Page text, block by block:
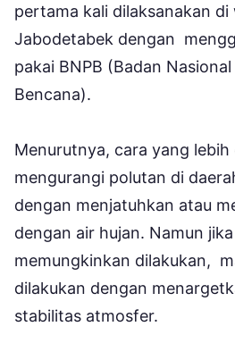
pertama kali dilaksanakan di
Jabodetabek dengan
pakai BNPB (Badan
Bencana).
Menurutnya, cara yang
mengurangi polutan di
dengan menjatuhkan atau
dengan air hujan. Namun
memungkinkan dilakukan,
dilakukan dengan
stabilitas atmosfer.